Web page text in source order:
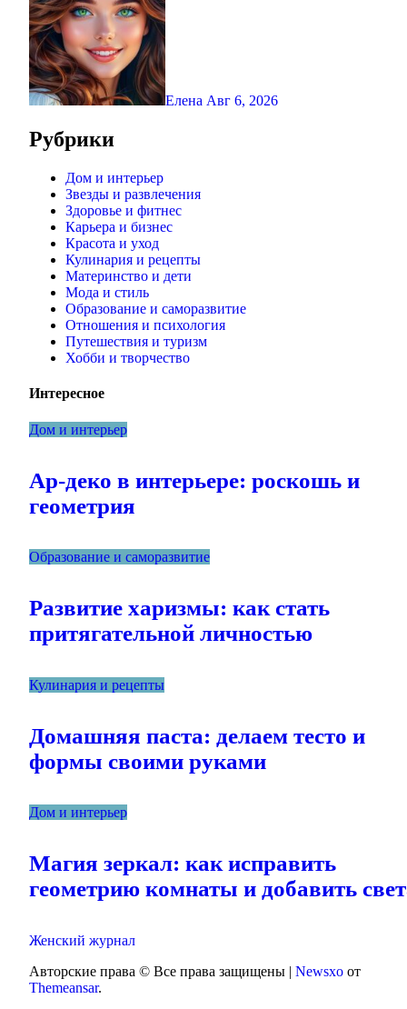
Елена Авг 6, 2026
Рубрики
Дом и интерьер
Звезды и развлечения
Здоровье и фитнес
Карьера и бизнес
Красота и уход
Кулинария и рецепты
Материнство и дети
Мода и стиль
Образование и саморазвитие
Отношения и психология
Путешествия и туризм
Хобби и творчество
Интересное
Дом и интерьер
Ар-деко в интерьере: роскошь и
геометрия
Образование и саморазвитие
Развитие харизмы: как стать
притягательной личностью
Кулинария и рецепты
Домашняя паста: делаем тесто и
формы своими руками
Дом и интерьер
Магия зеркал: как исправить
геометрию комнаты и добавить
Женский журнал
Авторские права © Все права защищены | Newsxo от
Themeansar.